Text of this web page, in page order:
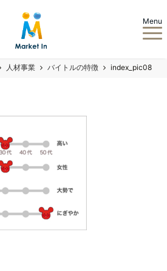
Menu
人材事業 バイトルの特徴 index_pic08